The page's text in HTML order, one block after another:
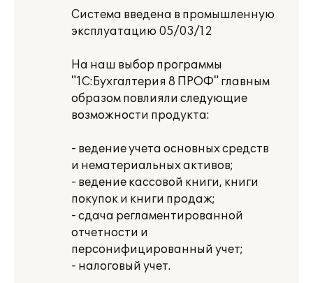
Система введена в промышленную
эксплуатацию 05/03/12
На наш выбор программы
"1С:Бухгалтерия 8 ПРОФ" главным
образом повлияли следующие
возможности продукта:
- ведение учета основных средств
и нематериальных активов;
- ведение кассовой книги, книги
покупок и книги продаж;
- сдача регламентированной
отчетности и
персонифицированный учет;
- налоговый учет.